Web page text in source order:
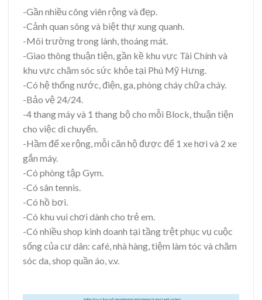
-Gần nhiều công viên rộng và đẹp.
-Cảnh quan sông và biệt thự xung quanh.
-Môi trường trong lành, thoáng mát.
-Giao thông thuận tiện, gần kề khu vực Tài Chính và
khu vực chăm sóc sức khỏe tại Phú Mỹ Hưng.
-Có hệ thống nước, điện, ga, phòng cháy chữa cháy.
-Bảo vệ 24/24.
-4 thang máy và 1 thang bộ cho mỗi Block, thuận tiện
cho việc di chuyển.
-Hầm để xe rộng, mỗi căn hộ được để 1 xe hơi và 2 xe
gắn máy.
-Có phòng tập Gym.
-Có sân tennis.
-Có hồ bơi.
-Có khu vui chơi dành cho trẻ em.
-Có nhiều shop kinh doanh tại tầng trệt phục vụ cuộc
sống của cư dân: café, nhà hàng, tiệm làm tóc và chăm
sóc da, shop quần áo, v.v.